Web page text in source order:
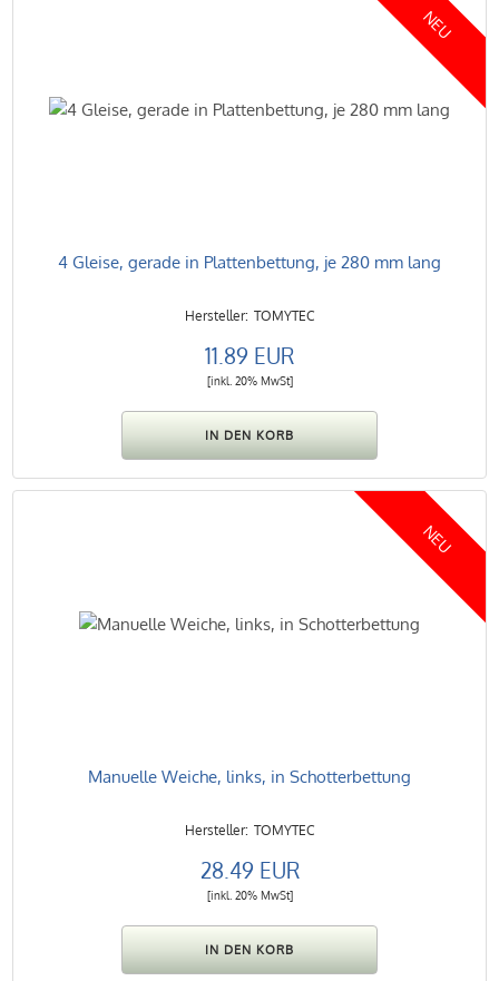
NEU
4 Gleise, gerade in Plattenbettung, je 280 mm lang
TOMYTEC
11.89 EUR
[inkl. 20% MwSt]
NEU
Manuelle Weiche, links, in Schotterbettung
TOMYTEC
28.49 EUR
[inkl. 20% MwSt]